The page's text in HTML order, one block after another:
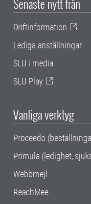
Driftinformation
Lediga anställningar
SLU i media
SLU Play
Vanliga verktyg
Proceedo
Primula (ledighet,
Webbmejl
ReachMee